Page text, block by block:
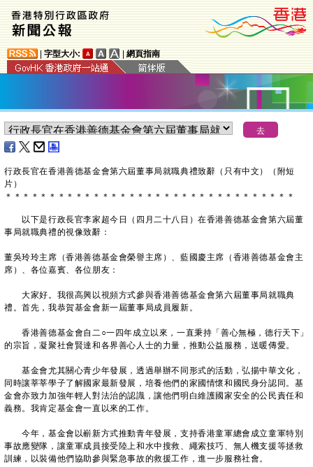
字型大小: 網頁指南
​行政長官在香港善德基金會第六屆董事局就職典禮致辭（只有中文）（附短
片）
＊ ＊ ＊ ＊ ＊ ＊ ＊ ＊ ＊ ＊ ＊ ＊ ＊ ＊ ＊ ＊ ＊ ＊ ＊ ＊ ＊ ＊ ＊ ＊ ＊ ＊ ＊ ＊ ＊ ＊ ＊ ＊ ＊
以下是行政長官李家超今日（四月二十八日）在香港善德基金會第六屆董
事局就職典禮的視像致辭：
董吳玲玲主席（香港善德基金會榮譽主席）、藍國慶主席（香港善德基金會主
席）、各位嘉賓、各位朋友：
大家好。我很高興以視頻方式參與香港善德基金會第六屆董事局就職典
禮。首先，我恭賀基金會新一屆董事局成員履新。
香港善德基金會自二○一四年成立以來，一直秉持「善心無極，德行天下」
的宗旨，凝聚社會賢達和各界善心人士的力量，推動公益服務，送暖傳愛。
基金會尤其關心青少年發展，透過舉辦不同形式的活動，弘揚中華文化，
同時讓莘莘學子了解國家最新發展，培養他們的家國情懷和國民身分認同。基
金會亦致力加強年輕人對法治的認識，讓他們明白維護國家安全的公民責任和
義務。我肯定基金會一直以來的工作。
今年，基金會以嶄新方式推動青年發展，支持香港童軍總會成立童軍特別
事故應變隊，讓童軍成員接受陸上和水中搜救、繩索技巧、無人機支援等拯救
訓練，以裝備他們協助參與緊急事故的救援工作，進一步服務社會。